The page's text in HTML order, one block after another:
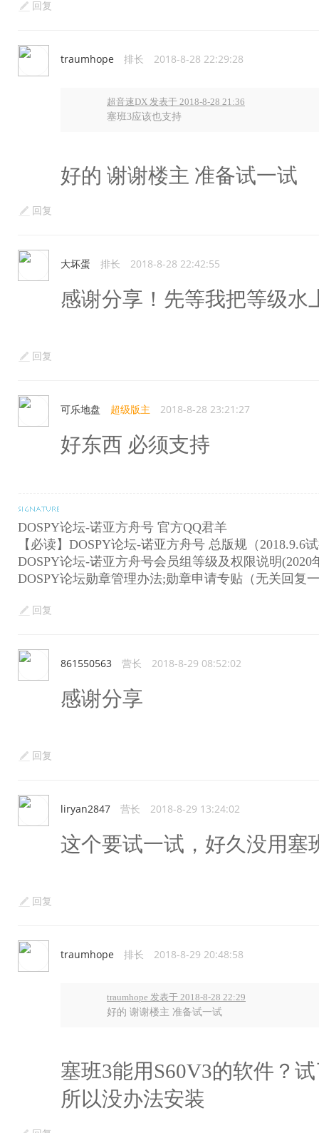
回复
traumhope 排长 2018-8-28 22:29:28
超音速DX 发表于 2018-8-28 21:36
塞班3应该也支持
好的 谢谢楼主 准备试一试
回复
大坏蛋 排长 2018-8-28 22:42:55
感谢分享！先等我把等级水
回复
可乐地盘 超级版主 2018-8-28 23:21:27
好东西 必须支持
DOSPY论坛-诺亚方舟号 官方QQ君羊
【必读】DOSPY论坛-诺亚方舟号 总版规（2018.9.6
DOSPY论坛-诺亚方舟号会员组等级及权限说明(2020
DOSPY论坛勋章管理办法;勋章申请专贴（无关回复
回复
861550563 营长 2018-8-29 08:52:02
感谢分享
回复
liryan2847 营长 2018-8-29 13:24:02
这个要试一试，好久没用塞
回复
traumhope 排长 2018-8-29 20:48:58
traumhope 发表于 2018-8-28 22:29
好的 谢谢楼主 准备试一试
塞班3能用S60V3的软件？
所以没办法安装